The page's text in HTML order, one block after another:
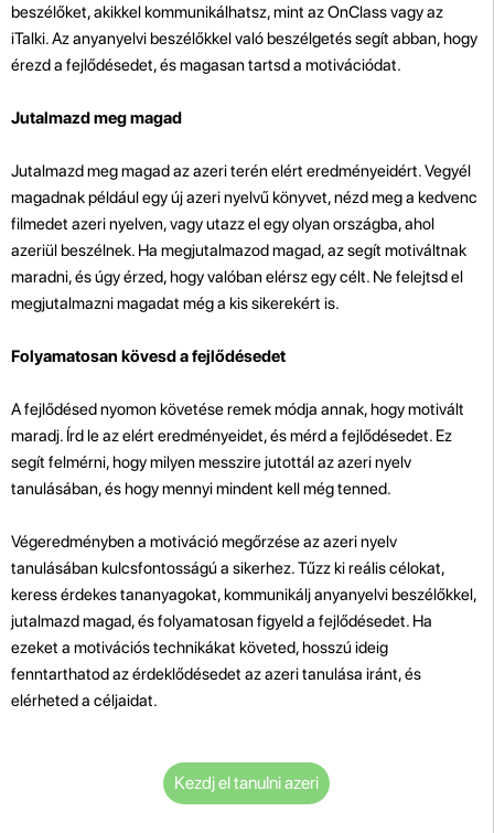
beszélőket, akikkel kommunikálhatsz, mint az OnClass vagy az
iTalki. Az anyanyelvi beszélőkkel való beszélgetés segít abban, hogy
érezd a fejlődésedet, és magasan tartsd a motivációdat.
Jutalmazd meg magad
Jutalmazd meg magad az azeri terén elért eredményeidért. Vegyél
magadnak például egy új azeri nyelvű könyvet, nézd meg a kedvenc
filmedet azeri nyelven, vagy utazz el egy olyan országba, ahol
azeriül beszélnek. Ha megjutalmazod magad, az segít motiváltnak
maradni, és úgy érzed, hogy valóban elérsz egy célt. Ne felejtsd el
megjutalmazni magadat még a kis sikerekért is.
Folyamatosan kövesd a fejlődésedet
A fejlődésed nyomon követése remek módja annak, hogy motivált
maradj. Írd le az elért eredményeidet, és mérd a fejlődésedet. Ez
segít felmérni, hogy milyen messzire jutottál az azeri nyelv
tanulásában, és hogy mennyi mindent kell még tenned.
Végeredményben a motiváció megőrzése az azeri nyelv
tanulásában kulcsfontosságú a sikerhez. Tűzz ki reális célokat,
keress érdekes tananyagokat, kommunikálj anyanyelvi beszélőkkel,
jutalmazd magad, és folyamatosan figyeld a fejlődésedet. Ha
ezeket a motivációs technikákat követed, hosszú ideig
fenntarthatod az érdeklődésedet az azeri tanulása iránt, és
elérheted a céljaidat.
Kezdj el tanulni azeri